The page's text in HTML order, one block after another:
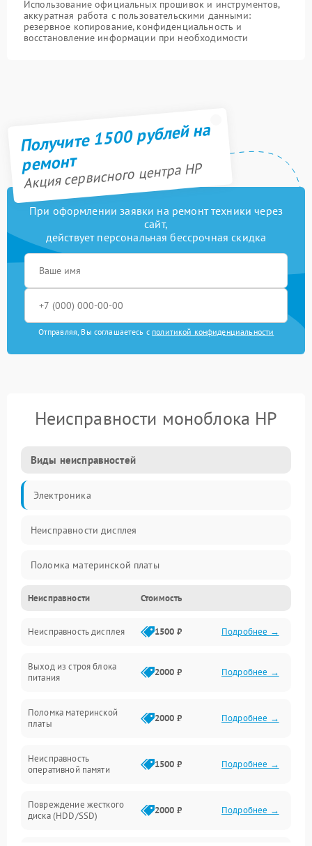
Использование официальных прошивок и инструментов,
аккуратная работа с пользовательскими данными:
резервное копирование, конфиденциальность и
восстановление информации при необходимости
Получите 1500 рублей на
ремонт
Акция сервисного центра HP
При оформлении заявки на ремонт техники через
сайт,
действует персональная бессрочная скидка
Отправляя, Вы соглашаетесь с политикой конфиденциальности
Неисправности моноблока HP
Виды неисправностей
Электроника
Неисправности дисплея
Поломка материнской платы
Неисправность системы охлаждения
Неисправность BIOS
Повреждение корпуса
Повреждение разъёмов (USB, HDMI и др.)
Поломка видеокарты
Неисправности Стоимость
Неисправность дисплея 1500 ₽ Подробнее →
Выход из строя блока
питания
2000 ₽ Подробнее →
Поломка материнской
платы
2000 ₽ Подробнее →
Неисправность
оперативной памяти
1500 ₽ Подробнее →
Повреждение жесткого
диска (HDD/SSD)
2000 ₽ Подробнее →